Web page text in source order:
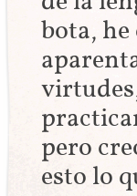
bota,
pero
esto lo